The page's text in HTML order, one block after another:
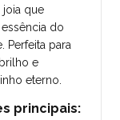
joia que
do
Perfeita para
e
eterno.
principais: